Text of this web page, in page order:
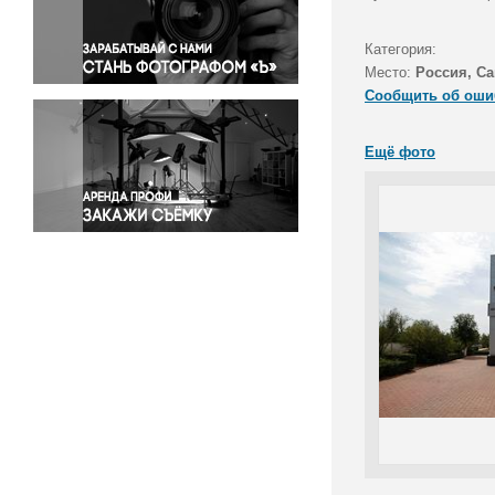
Правосудие
Происшествия и конфликты
Религия
Светская жизнь
Спорт
Экология
Экономика и бизнес
Категория:
Место: Россия,
Сообщить об
Ещё фото